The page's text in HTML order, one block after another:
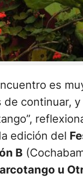
es
continuar,
edición del
B
u